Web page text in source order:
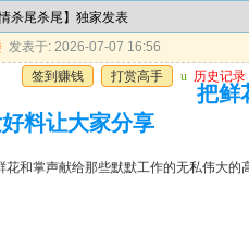
杀尾杀尾】独家发表
发表于: 2026-07-07 16:56
签到赚钱
打赏高手 u 历史记录
把鲜
料让大家分享
花和掌声献给那些默默工作的无私伟大的